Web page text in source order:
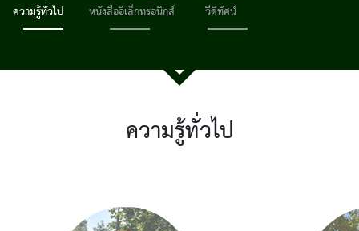
ความรู้ทั่วไป หนังสืออิเล็กทรอนิกส์ วีดิทัศน์
ความรู้ทั่วไป